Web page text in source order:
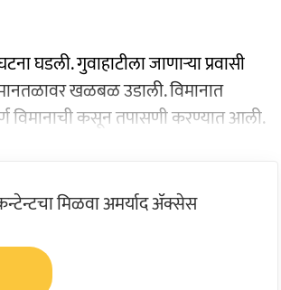
घडली. गुवाहाटीला जाणाऱ्या प्रवासी
खळबळ उडाली. विमानात
विमानाची कसून तपासणी करण्यात आली.
मिळवा अमर्याद ॲक्सेस